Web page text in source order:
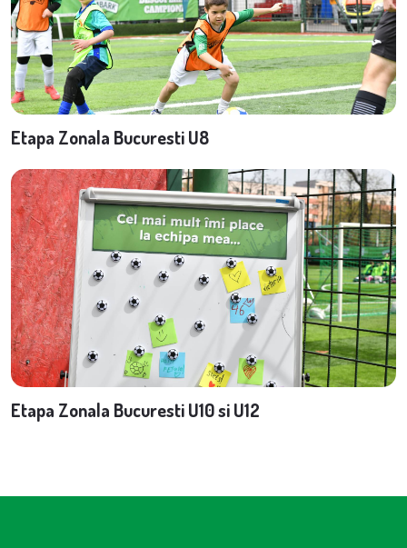
Etapa Zonala Bucuresti U8
Etapa Zonala Bucuresti U10 si U12